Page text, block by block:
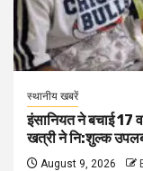
स्थानीय खबरें
इंसानियत ने बचाई 17
खत्री ने नि:शुल्क
August 9, 2026